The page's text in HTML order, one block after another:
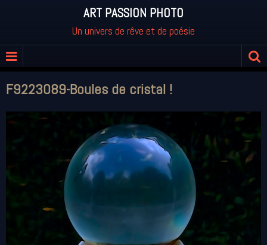
ART PASSION PHOTO
Un univers de rêve et de poésie
F9223089-Boules de cristal !